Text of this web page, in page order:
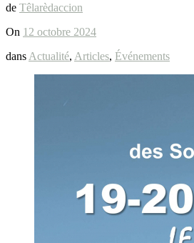
de Têlarèdaccion
On 12 octobre 2024
dans Actualité, Articles, Événements